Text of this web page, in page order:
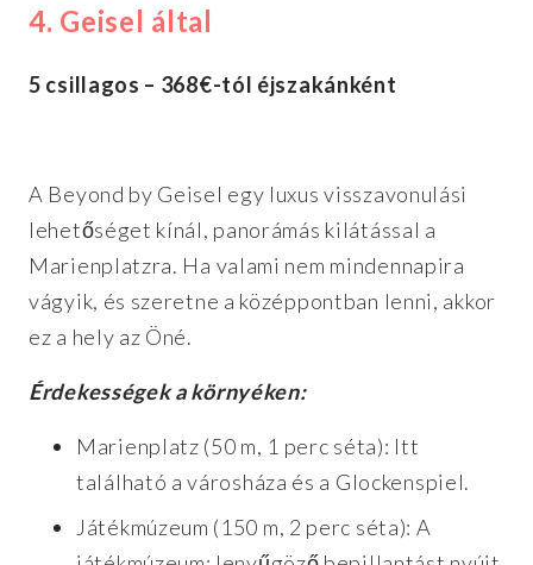
4. Geisel által
5 csillagos – 368€-tól éjszakánként
A Beyond by Geisel egy luxus visszavonulási
lehetőséget kínál, panorámás kilátással a
Marienplatzra. Ha valami nem mindennapira
vágyik, és szeretne a középpontban lenni, akkor
ez a hely az Öné.
Érdekességek a környéken:
Marienplatz (50 m, 1 perc séta): Itt
található a városháza és a Glockenspiel.
Játékmúzeum (150 m, 2 perc séta): A